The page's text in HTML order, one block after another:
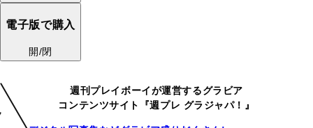
電子版で購入
開/閉
週刊プレイボーイが運営するグラビア
コンテンツサイト『週プレ グラジャパ！』